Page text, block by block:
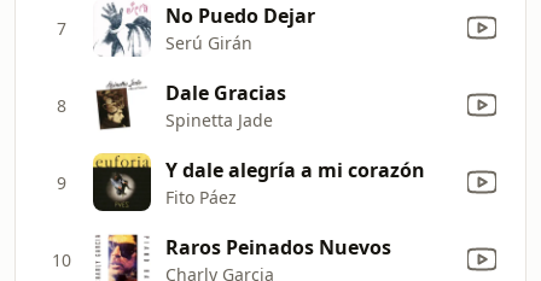
7 No Puedo Dejar
Serú Girán
8 Dale Gracias
Spinetta Jade
9 Y dale alegría a mi corazón
Fito Páez
10 Raros Peinados Nuevos
Charly Garcia